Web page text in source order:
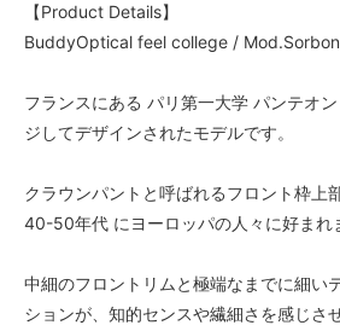
【Product Details】
BuddyOptical feel college /
フランスにある パリ第一大学 パンテオ
ジしてデザインされたモデルです。
クラウンパントと呼ばれるフロント枠上
40-50年代 にヨーロッパの人々に好まれ
中細のフロントリムと極端なまでに細い
ションが、知的センスや繊細さを感じさ